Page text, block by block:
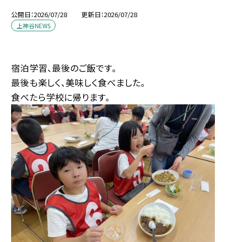
公開日 2026/07/28 更新日 2026/07/28
上神谷NEWS
宿泊学習、最後のご飯です。
最後も楽しく、美味しく食べました。
食べたら学校に帰ります。